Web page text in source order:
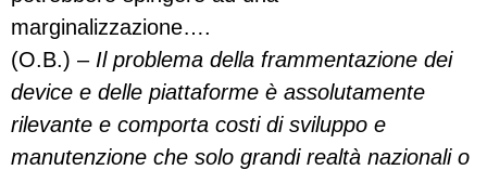
marginalizzazione….
(O.B.) –Il problema della frammentazione dei
device e delle piattaforme è assolutamente
rilevante e comporta costi di sviluppo e
manutenzione che solo grandi realtà nazionali o